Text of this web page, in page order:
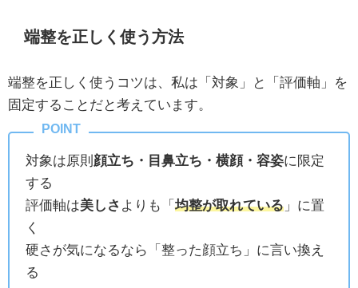
端整を正しく使う方法
端整を正しく使うコツは、私は「対象」と「評価軸」を
固定することだと考えています。
対象は原則 顔立ち・目鼻立ち・横顔・容姿に限定
する
評価軸は美しさ よりも「 均整が取れている 」に置
く
硬さが気になるなら「整った顔立ち」に言い換え
る